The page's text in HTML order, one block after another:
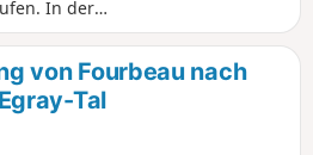
In der
sehr
können
Wege
schwer
von Fourbeau nach
Tal